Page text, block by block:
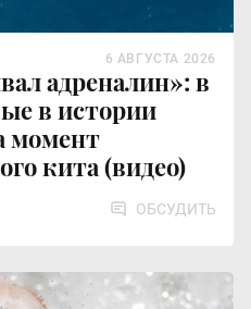
адреналин»: в
в истории
момент
кита (видео)
6 АВГУСТА 2026
ОБСУДИТЬ